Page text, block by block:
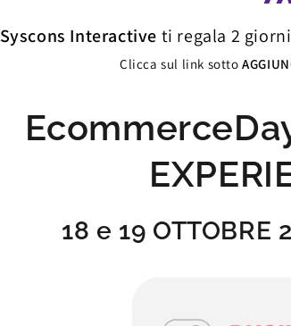
Syscons Interactive ti regala 2
Clicca sul link sotto
18 e 19 OTTOBRE